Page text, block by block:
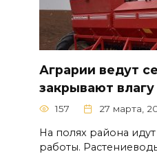
Аграрии ведут
закрывают влагу
157 27 марта,
На полях района
работы.